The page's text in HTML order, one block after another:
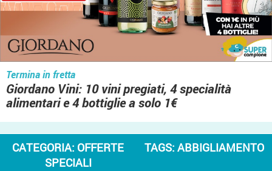
Termina in fretta
Giordano Vini: 10 vini pregiati, 4 specialità
alimentari e 4 bottiglie a solo 1€
CATEGORIA: OFFERTE
SPECIALI
TAGS: ABBIGLIAMENTO